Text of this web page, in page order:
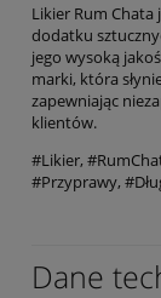
Likier Rum
dodatku
jego wysoką
marki, która
zapewniając
klientów.
#Likier,
#Przyprawy,
Dane